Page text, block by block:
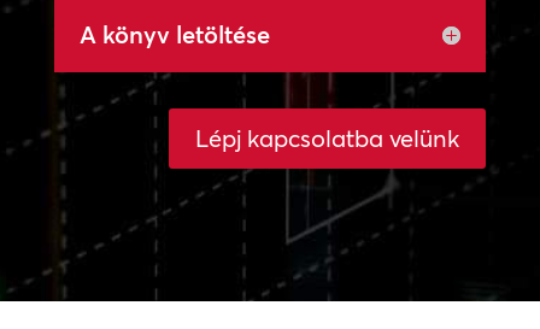
A könyv letöltése
Lépj kapcsolatba velünk